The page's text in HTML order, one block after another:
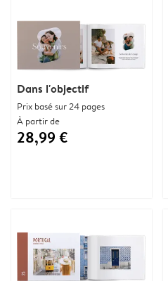
Dans l'objectif
Prix basé sur 24 pages
À partir de
28,99 €